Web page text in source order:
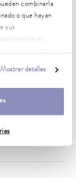
combinarla
o que hayan
sus
en
Mostrar detalles